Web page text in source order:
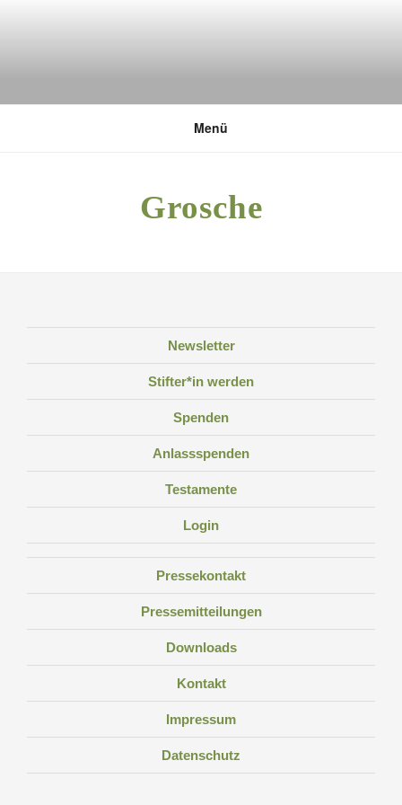
DEUTSCHE UMWELTSTIFTUNG
Menü
Grosche
Newsletter
Stifter*in werden
Spenden
Anlassspenden
Testamente
Login
Pressekontakt
Pressemitteilungen
Downloads
Kontakt
Impressum
Datenschutz